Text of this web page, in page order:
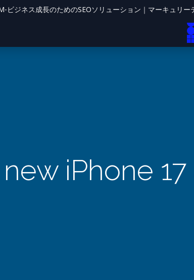
ビジネス成長のためのSEOソリューション｜マーキュリー
お問い合わせ
iPhone